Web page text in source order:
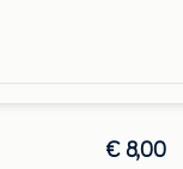
€ 8,00